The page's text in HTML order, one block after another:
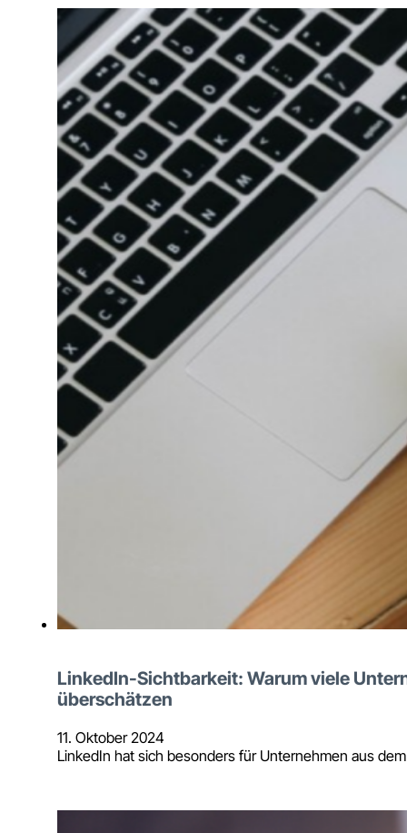
LinkedIn-Sichtbarkeit: Warum viele
überschätzen
11. Oktober 2024
LinkedIn hat sich besonders für Unternehmen aus